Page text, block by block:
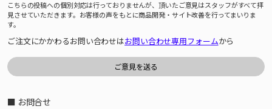
こちらの投稿への個別対応は行っておりませんが、頂いたご意見はスタッフがすべて拝
見させていただきます。お客様の声をもとに商品開発・サイト改善を行ってまいりま
す。
ご注文にかかわるお問い合わせはお問い合わせ専用フォームから
■ お問合せ